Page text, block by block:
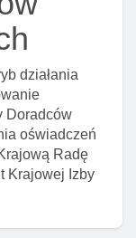
działania
Doradców
oświadczeń
Radę
Krajowej Izby
podatkowych
jako